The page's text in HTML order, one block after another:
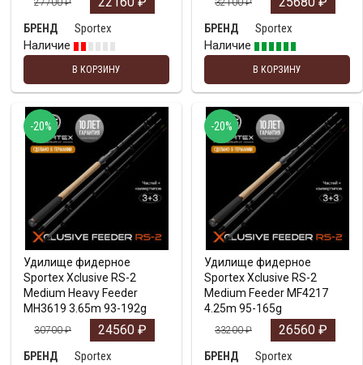
27700₽
БРЕНД
Sportex
Наличие
В КОРЗИНУ
32100₽
БРЕНД
Sportex
Наличие
В КОРЗИНУ
Удилище фидерное
Sportex Xclusive RS-2
Medium Heavy Feeder
MH3619 3.65m 93-192g
30700₽ 24560 ₽
БРЕНД
Sportex
-20%
Удилище фидерное
Sportex Xclusive RS-2
Medium Feeder MF4217
4.25m 95-165g
33200₽ 26560 ₽
БРЕНД
Sportex
-20%